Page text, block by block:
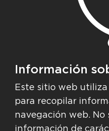
Información
Este sitio web
para recopilar
navegación web. No
información de